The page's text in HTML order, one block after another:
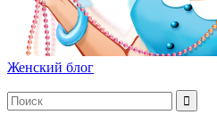
Женский блог